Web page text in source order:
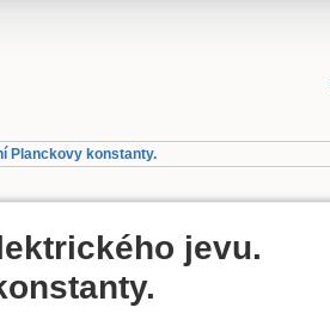
Planckovy konstanty.
jevu.